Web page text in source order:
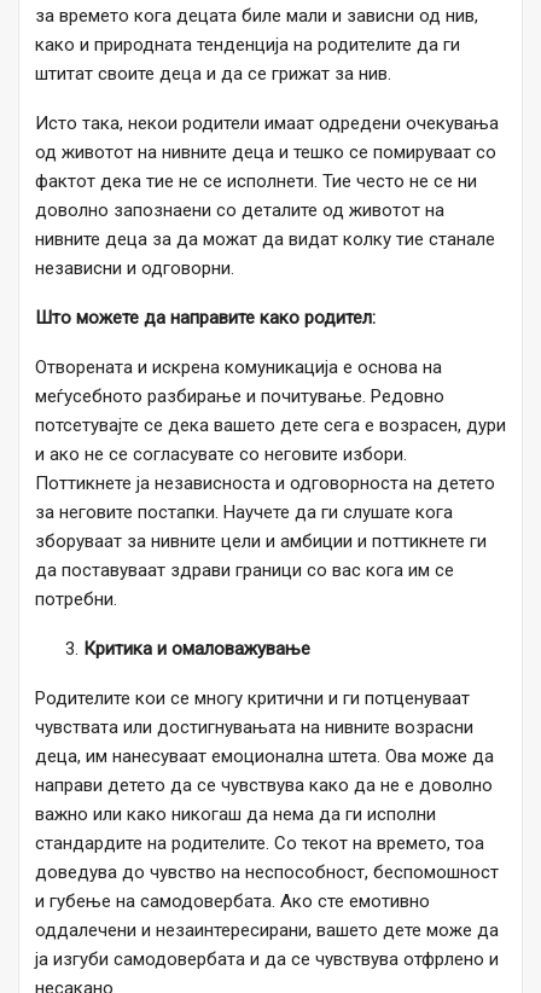
за времето кога децата биле мали и зависни од нив,
како и природната тенденција на родителите да ги
штитат своите деца и да се грижат за нив.
Исто така, некои родители имаат одредени очекувања
од животот на нивните деца и тешко се помируваат со
фактот дека тие не се исполнети. Тие често не се ни
доволно запознаени со деталите од животот на
нивните деца за да можат да видат колку тие станале
независни и одговорни.
Што можете да направите како родител:
Отворената и искрена комуникација е основа на
меѓусебното разбирање и почитување. Редовно
потсетувајте се дека вашето дете сега е возрасен, дури
и ако не се согласувате со неговите избори.
Поттикнете ја независноста и одговорноста на детето
за неговите постапки. Научете да ги слушате кога
зборуваат за нивните цели и амбиции и поттикнете ги
да поставуваат здрави граници со вас кога им се
потребни.
Критика и омаловажување
Родителите кои се многу критични и ги потценуваат
чувствата или достигнувањата на нивните возрасни
деца, им нанесуваат емоционална штета. Ова може да
направи детето да се чувствува како да не е доволно
важно или како никогаш да нема да ги исполни
стандардите на родителите. Со текот на времето, тоа
доведува до чувство на неспособност, беспомошност
и губење на самодовербата. Ако сте емотивно
оддалечени и незаинтересирани, вашето дете може да
ја изгуби самодовербата и да се чувствува отфрлено и